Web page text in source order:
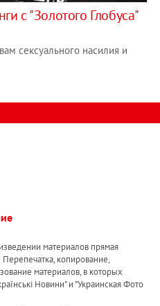
с "Золотого Глобуса"
сексуального насилия и
материалов прямая
копирование,
материалов, в которых
Новини" и "Украинская Фото